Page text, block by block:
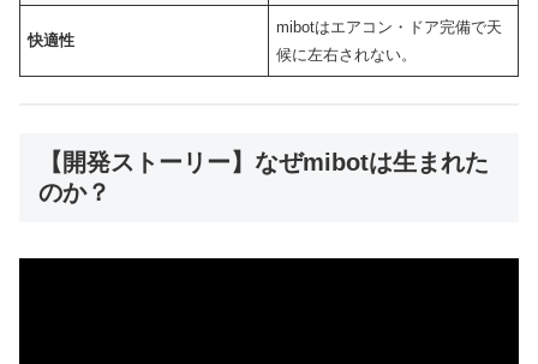
快適性
mibotはエアコン・ドア完備で天
候に左右されない。
【開発ストーリー】なぜmibotは生まれた
のか？